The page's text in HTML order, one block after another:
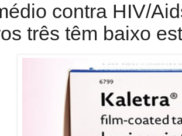
contra HIV/
três têm baixo